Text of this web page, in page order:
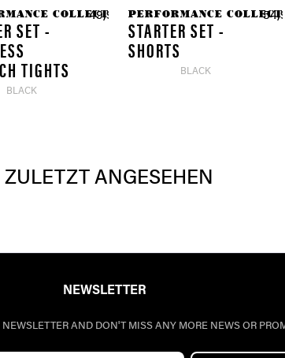
COLLECTION
SET -
TIGHTS
BLACK
49,90 € *PERFORMANCE
STARTER SET -
SHORTS
BLACK
ZULETZT ANGESEHEN
NEWSLETTER
NEWSLETTER AND DON'T MISS ANY MORE NEWS OR